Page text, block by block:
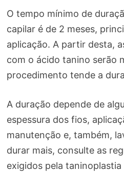
O tempo mínimo de
capilar é de 2 meses,
aplicação. A partir desta,
com o ácido tanino serão
procedimento tende a
A duração depende de
espessura dos fios,
manutenção e, também,
durar mais, consulte as
exigidos pela